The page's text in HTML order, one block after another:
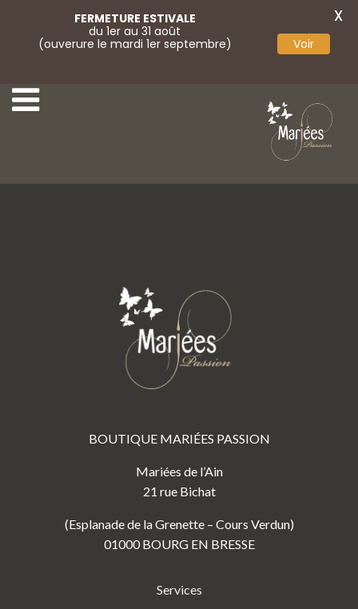
BOUTIQUE MARIÉES PASSION
Mariées de l’Ain
21 rue Bichat
(Esplanade de la Grenette – Cours Verdun)
01000 BOURG EN BRESSE
Services
FERMETURE ESTIVALE
du 1er au 31 août
(ouverure le mardi 1er septembre)
Voir
X